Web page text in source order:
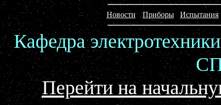
Новости Приборы Испытания
Кафедра
Перейти на